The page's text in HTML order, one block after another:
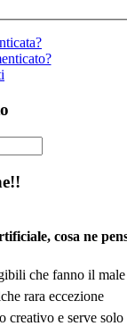
cosa ne
che fanno il male
rara eccezione
creativo e serve